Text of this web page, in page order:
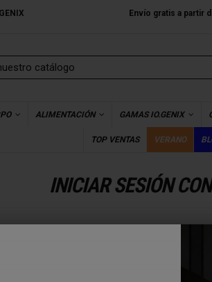
Envío gratis a partir
ALIMENTACIÓN GAMAS IO.GENIX
TOP VENTAS VERANO
INICIAR SESIÓN